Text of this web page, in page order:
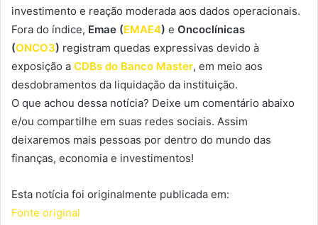
investimento e reação moderada aos dados operacionais.
Fora do índice, Emae (EMAE4) e Oncoclínicas
(ONCO3) registram quedas expressivas devido à
exposição a CDBs do Banco Master, em meio aos
desdobramentos da liquidação da instituição.
O que achou dessa notícia? Deixe um comentário abaixo
e/ou compartilhe em suas redes sociais. Assim
deixaremos mais pessoas por dentro do mundo das
finanças, economia e investimentos!
Esta notícia foi originalmente publicada em:
Fonte original